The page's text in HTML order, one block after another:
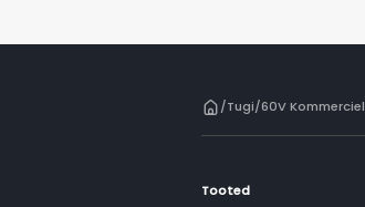
/Tugi/60V Kommerciel
Tooted